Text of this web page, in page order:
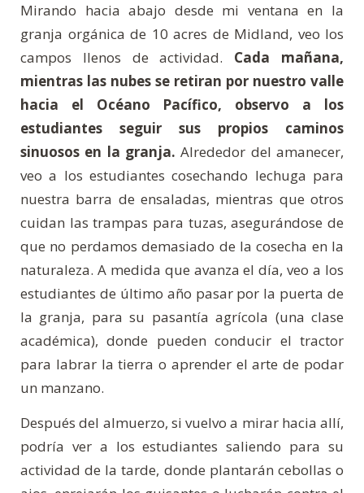
Mirando hacia abajo desde mi ventana en la
granja orgánica de 10 acres de Midland, veo los
campos llenos de actividad. Cada mañana,
mientras las nubes se retiran por nuestro valle
hacia el Océano Pacífico, observo a los
estudiantes seguir sus propios caminos
sinuosos en la granja. Alrededor del amanecer,
veo a los estudiantes cosechando lechuga para
nuestra barra de ensaladas, mientras que otros
cuidan las trampas para tuzas, asegurándose de
que no perdamos demasiado de la cosecha en la
naturaleza. A medida que avanza el día, veo a los
estudiantes de último año pasar por la puerta de
la granja, para su pasantía agrícola (una clase
académica), donde pueden conducir el tractor
para labrar la tierra o aprender el arte de podar
un manzano.
Después del almuerzo, si vuelvo a mirar hacia allí,
podría ver a los estudiantes saliendo para su
actividad de la tarde, donde plantarán cebollas o